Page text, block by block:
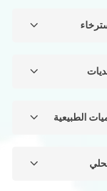
الطبيعية